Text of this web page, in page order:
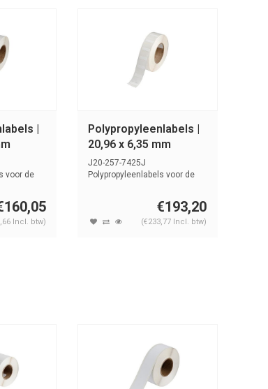
|
voor de
Incl. btw)
Polypropyleenlabels |
20,96 x 6,35 mm
J20-257-7425J
Polypropyleenlabels voor de
€193,20
(€233,77 Incl. btw)